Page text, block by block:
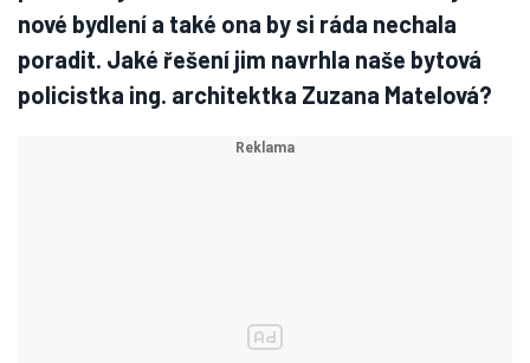
nové bydlení a také ona by si ráda nechala
poradit. Jaké řešení jim navrhla naše bytová
policistka ing. architektka Zuzana Matelová?